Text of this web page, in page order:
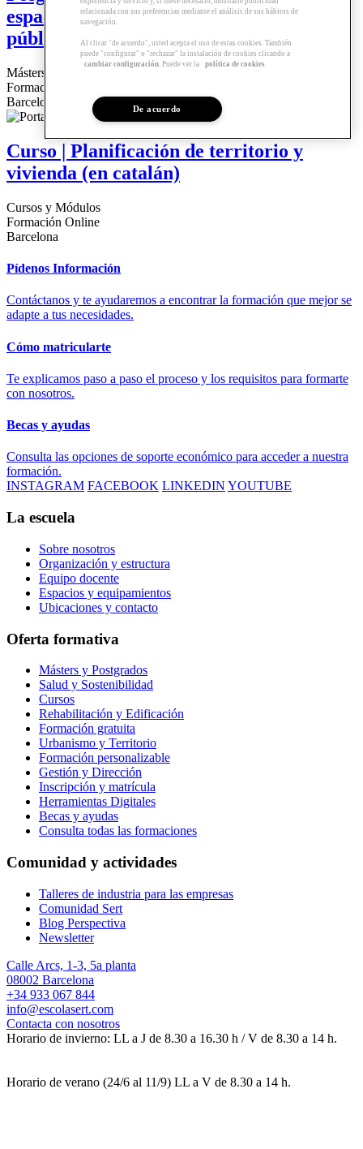
espacio público en la administración
pública (en catalán)
Másters y Posgrados
Formación Online
Barcelona
Curso | Planificación de territorio y
vivienda (en catalán)
Cursos y Módulos
Formación Online
Barcelona
Pídenos Información
Contáctanos y te ayudaremos a encontrar la formación que mejor se
adapte a tus necesidades.
Cómo matricularte
Te explicamos paso a paso el proceso y los requisitos para formarte
con nosotros.
Becas y ayudas
Consulta las opciones de soporte económico para acceder a nuestra
formación.
INSTAGRAM FACEBOOK LINKEDIN YOUTUBE
La escuela
Sobre nosotros
Organización y estructura
Equipo docente
Espacios y equipamientos
Ubicaciones y contacto
Oferta formativa
Másters y Postgrados
Salud y Sostenibilidad
Cursos
Rehabilitación y Edificación
Formación gratuita
Urbanismo y Territorio
Formación personalizable
Gestión y Dirección
Inscripción y matrícula
Herramientas Digitales
Becas y ayudas
Consulta todas las formaciones
Comunidad y actividades
Talleres de industria para las empresas
Comunidad Sert
Blog Perspectiva
Newsletter
Calle Arcs, 1-3, 5a planta
08002 Barcelona
+34 933 067 844
info@escolasert.com
Contacta con nosotros
Horario de invierno: LL a J de 8.30 a 16.30 h / V de 8.30 a 14 h.
Horario de verano (24/6 al 11/9) LL a V de 8.30 a 14 h.
relacionada con sus preferencias mediante el análisis de sus hábitos de
navegación.
Al clicar "de acuerdo", usted acepta el uso de estas cookies. También
puede "configurar" o "rechazar" la instalación de cookies clicando a
cambiar configuración. Puede ver la política de cookies
De acuerdo